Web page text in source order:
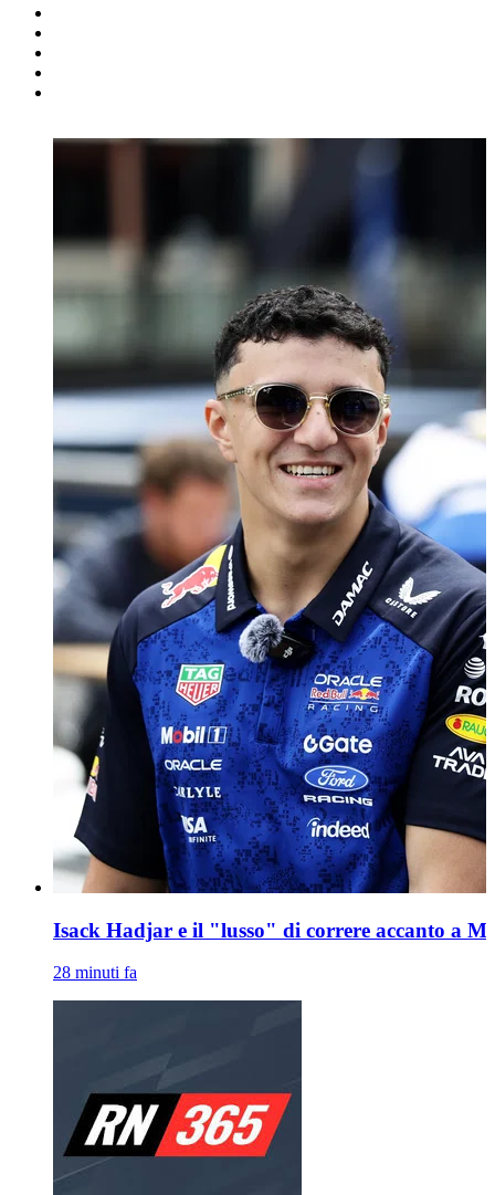
Isack Hadjar e il "lusso" di correre accanto a
28 minuti fa